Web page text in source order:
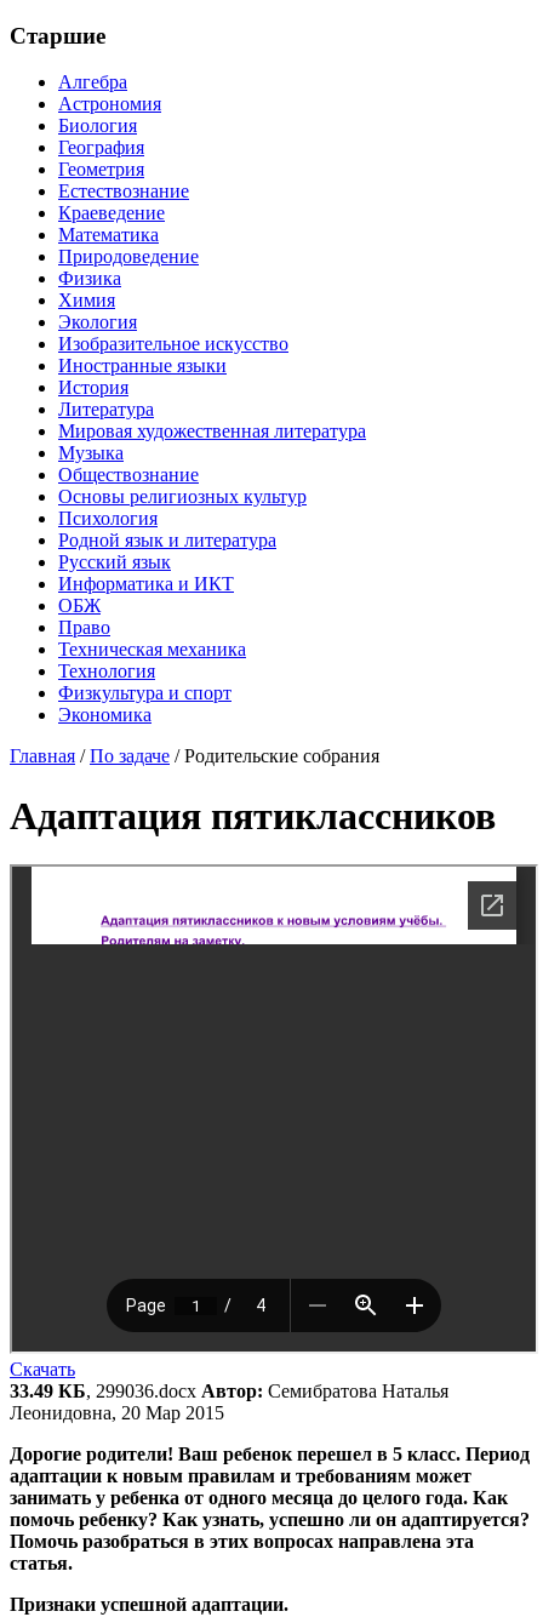
Старшие
Алгебра
Астрономия
Биология
География
Геометрия
Естествознание
Краеведение
Математика
Природоведение
Физика
Химия
Экология
Изобразительное искусство
Иностранные языки
История
Литература
Мировая художественная литература
Музыка
Обществознание
Основы религиозных культур
Психология
Родной язык и литература
Русский язык
Информатика и ИКТ
ОБЖ
Право
Техническая механика
Технология
Физкультура и спорт
Экономика
Главная /По задаче /Родительские собрания
Адаптация пятиклассников
Скачать
33.49 КБ, 299036.docx Автор: Семибратова Наталья
Леонидовна, 20 Мар 2015
Дорогие родители! Ваш ребенок перешел в 5 класс. Период
адаптации к новым правилам и требованиям может
занимать у ребенка от одного месяца до целого года. Как
помочь ребенку? Как узнать, успешно ли он адаптируется?
Помочь разобраться в этих вопросах направлена эта
статья.
Признаки успешной адаптации.